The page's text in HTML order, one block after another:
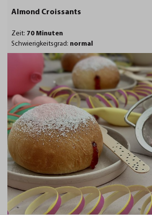
Almond Croissants
Zeit: 70 Minuten
Schwierigkeitsgrad: normal